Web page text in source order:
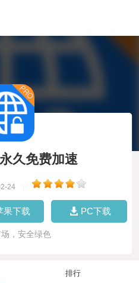
久免费加速
24
果下载 PC下载
，安全绿色
排行